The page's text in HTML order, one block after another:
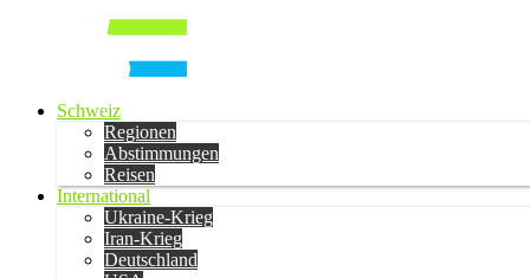
Schweiz
Regionen
Abstimmungen
Reisen
International
Ukraine-Krieg
Iran-Krieg
Deutschland